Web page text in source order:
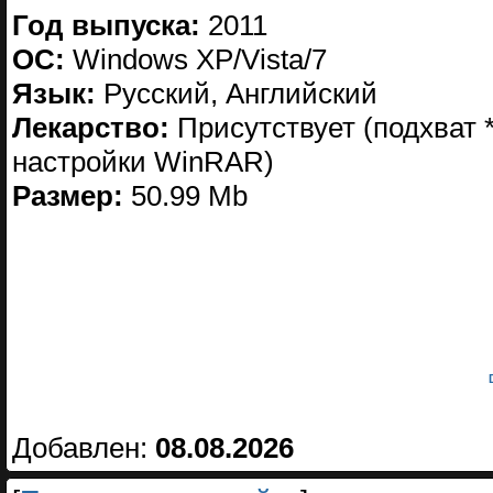
Год выпуска: 2011
ОС: Windows XP/Vista/7
Язык: Русский, Английский
Лекарство: Присутствует
настройки WinRAR)
Размер: 50.99 Mb
Добавлен: 08.08.2026